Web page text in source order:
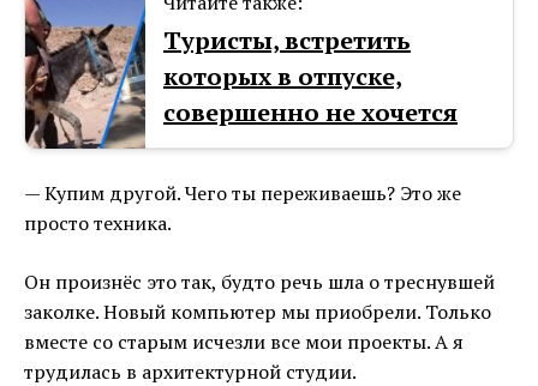
Туристы, встретить
которых в отпуске,
совершенно не хочется
— Купим другой. Чего ты переживаешь? Это же
просто техника.
Он произнёс это так, будто речь шла о треснувшей
заколке. Новый компьютер мы приобрели. Только
вместе со старым исчезли все мои проекты. А я
трудилась в архитектурной студии.